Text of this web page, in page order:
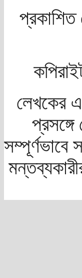
প্রকাশিত
লেখকের
সম্পূর্ণভাবে